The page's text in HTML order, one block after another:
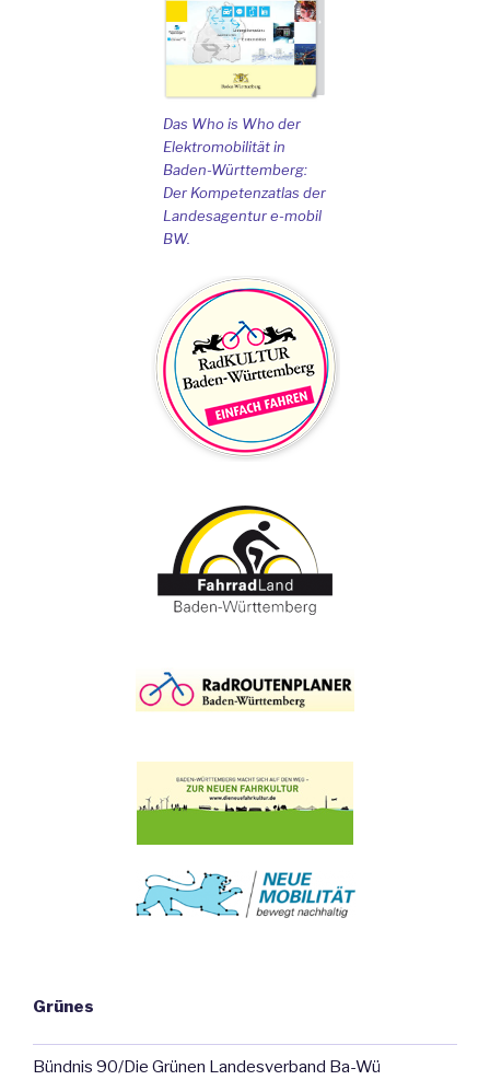
Das Who is Who der
Elektromobilität in
Baden-Württemberg:
Der Kompetenzatlas der
Landesagentur e-mobil
BW.
Grünes
Bündnis 90/Die Grünen Landesverband Ba-Wü